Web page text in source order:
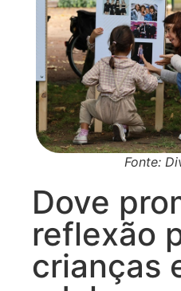
Fonte:
Dove
reflexão
crianças